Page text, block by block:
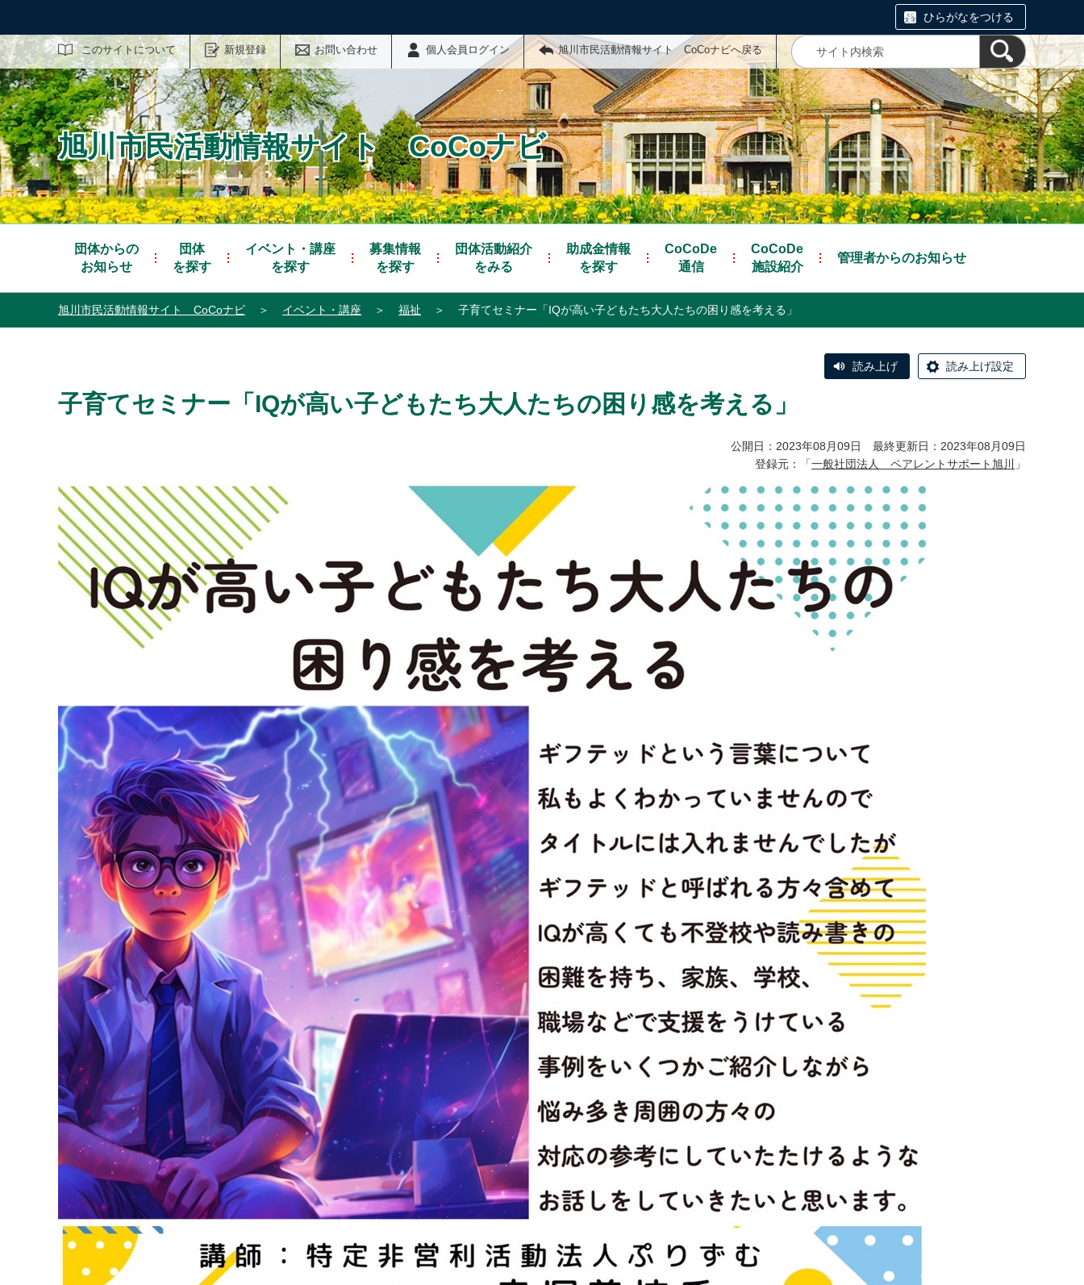
ひらがなをつける
このサイトについて 新規登録 お問い合わせ 個人会員ログイン 旭川市民活動情報サイト CoCoナビへ戻る
サイト内検索
旭川市民活動情報サイト CoCoナビ
団体からの
お知らせ
団体
を探す
イベント・講座
を探す
募集情報
を探す
団体活動紹介
をみる
助成金情報
を探す
CoCoDe
通信
CoCoDe
施設紹介
管理者からのお知らせ
旭川市民活動情報サイト CoCoナビ ＞ イベント・講座 ＞ 福祉 ＞ 子育てセミナー「IQが高い子どもたち大人たちの困り感を考える」
読み上げ 読み上げ設定
子育てセミナー「IQが高い子どもたち大人たちの困り感を考える」
公開日：2023年08月09日 最終更新日：2023年08月09日
登録元：「一般社団法人 ペアレントサポート旭川 」